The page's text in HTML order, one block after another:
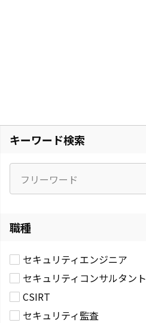
キーワード検索
職種
セキュリティエンジニア
セキュリティコンサルタント
CSIRT
セキュリティ監査